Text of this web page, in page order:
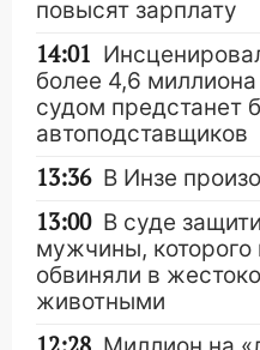
повысят зарплату
14:01
более 4,6
судом предстанет
автоподставщиков
13:36 В Инзе
13:00 В суде
мужчины, которого
обвиняли в
животными